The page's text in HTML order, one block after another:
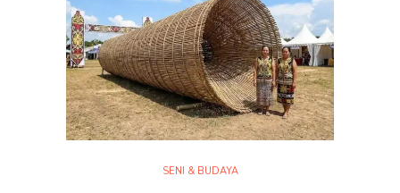
SENI & BUDAYA